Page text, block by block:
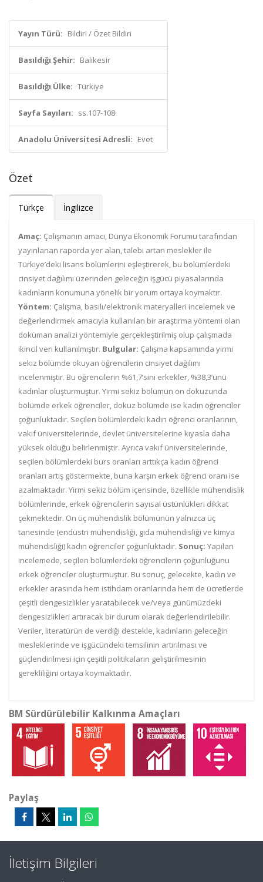
Yayın Türü: Bildiri / Özet Bildiri
Basıldığı Şehir: Balıkesir
Basıldığı Ülke: Türkiye
Sayfa Sayıları: ss.107-108
Anadolu Üniversitesi Adresli: Evet
Özet
Türkçe İngilizce
Amaç: Çalışmanın amacı, Dünya Ekonomik Forumu tarafından
yayınlanan raporda yer alan, talebi artan meslekler ile
Türkiye’deki lisans bölümlerini eşleştirerek, bu bölümlerdeki
cinsiyet dağılımı üzerinden geleceğin işgücü piyasalarında
kadınların konumuna yönelik bir yorum ortaya koymaktır.
Yöntem: Çalışma, basılı/elektronik materyalleri incelemek ve
değerlendirmek amacıyla kullanılan bir araştırma yöntemi olan
doküman analizi yöntemiyle gerçekleştirilmiş olup çalışmada
ikincil veri kullanılmıştır. Bulgular: Çalışma kapsamında yirmi
sekiz bölümde okuyan öğrencilerin cinsiyet dağılımı
incelenmiştir. Bu öğrencilerin %61,7’sini erkekler, %38,3’ünü
kadınlar oluşturmuştur. Yirmi sekiz bölümün on dokuzunda
bölümde erkek öğrenciler, dokuz bölümde ise kadın öğrenciler
çoğunluktadır. Seçilen bölümlerdeki kadın öğrenci oranlarının,
vakıf üniversitelerinde, devlet üniversitelerine kıyasla daha
yüksek olduğu belirlenmiştir. Ayrıca vakıf üniversitelerinde,
seçilen bölümlerdeki burs oranları arttıkça kadın öğrenci
oranları artış göstermekte, buna karşın erkek öğrenci oranı ise
azalmaktadır. Yirmi sekiz bölüm içerisinde, özellikle mühendislik
bölümlerinde, erkek öğrencilerin sayısal üstünlükleri dikkat
çekmektedir. On üç mühendislik bölümünün yalnızca üç
tanesinde (endüstri mühendisliği, gıda mühendisliği ve kimya
mühendisliği) kadın öğrenciler çoğunluktadır. Sonuç: Yapılan
incelemede, seçilen bölümlerdeki öğrencilerin çoğunluğunu
erkek öğrenciler oluşturmuştur. Bu sonuç, gelecekte, kadın ve
erkekler arasında hem istihdam oranlarında hem de ücretlerde
çeşitli dengesizlikler yaratabilecek ve/veya günümüzdeki
dengesizlikleri artıracak bir durum olarak değerlendirilebilir.
Veriler, literatürün de verdiği destekle, kadınların geleceğin
mesleklerinde ve işgücündeki temsilinin artırılması ve
güçlendirilmesi için çeşitli politikaların geliştirilmesinin
gerekliliğini ortaya koymaktadır.
BM Sürdürülebilir Kalkınma Amaçları
Paylaş
İletişim Bilgileri